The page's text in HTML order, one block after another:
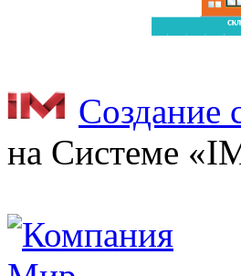
Создание
на Системе